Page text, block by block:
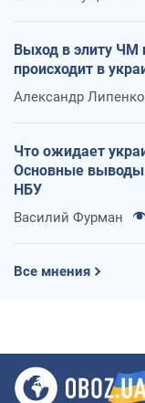
Выход в элиту ЧМ
происходит в
Александр Липенко
Что ожидает
Основные выводы
НБУ
Василий Фурман
Все мнения